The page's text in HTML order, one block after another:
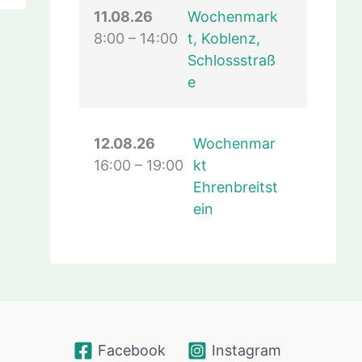
11.08.26
8:00 – 14:00
Wochenmark
t, Koblenz,
Schlossstraß
e
12.08.26
16:00 – 19:00
Wochenmar
kt
Ehrenbreitst
ein
Facebook Instagram